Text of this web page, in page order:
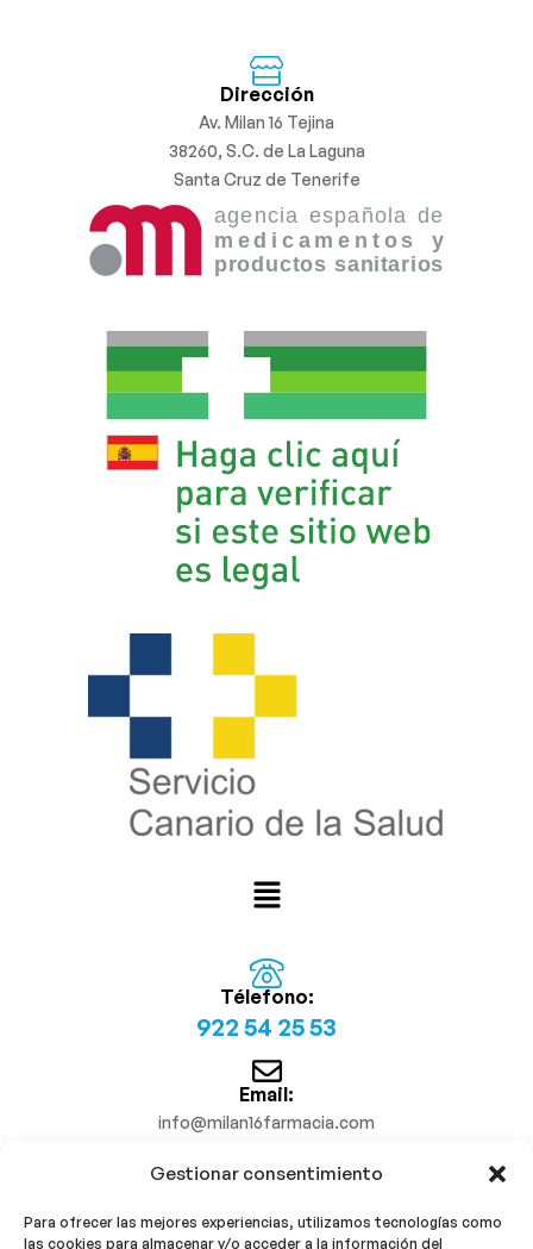
Gestionar consentimiento
Para ofrecer las mejores experiencias, utilizamos tecnologías como
las cookies para almacenar y/o acceder a la información del
Dirección
Av. Milan 16 Tejina
38260, S.C. de La Laguna
Santa Cruz de Tenerife
Télefono:
922 54 25 53
Email:
info@milan16farmacia.com
¡Síguenos!